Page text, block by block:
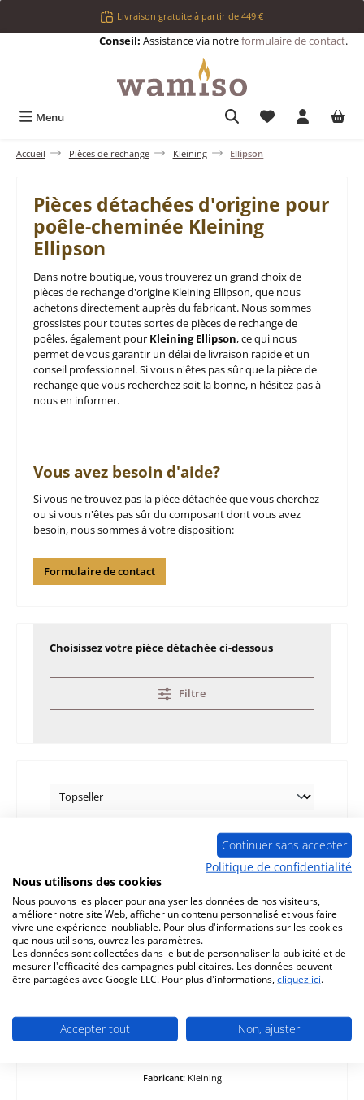
Passer au contenu principalLivraison gratuite à partir de 449 €
Conseil: Assistance via notreformulaire de contact.
Menu Vous avez 0
Accueil Pièces de rechange Kleining Ellipson
Pièces détachées d'origine pour
poêle-cheminée Kleining
Ellipson
Dans notre boutique, vous trouverez un grand choix de
pièces de rechange d'origine Kleining Ellipson, que nous
achetons directement auprès du fabricant. Nous sommes
grossistes pour toutes sortes de pièces de rechange de
poêles, également pour Kleining Ellipson, ce qui nous
permet de vous garantir un délai de livraison rapide et un
conseil professionnel. Si vous n'êtes pas sûr que la pièce de
rechange que vous recherchez soit la bonne, n'hésitez pas à
nous en informer.
Vous avez besoin d'aide?
Si vous ne trouvez pas la pièce détachée que vous cherchez
ou si vous n'êtes pas sûr du composant dont vous avez
besoin, nous sommes à votre disposition:
Formulaire de contact
Choisissez votre pièce détachée ci-dessous
Filtre
de combustion
Fabricant: Kleining
Continuer sans accepter
Politique de confidentialité
Nous utilisons des cookies
Nous pouvons les placer pour analyser les données de nos visiteurs,
améliorer notre site Web, afficher un contenu personnalisé et vous faire
vivre une expérience inoubliable. Pour plus d'informations sur les cookies
que nous utilisons, ouvrez les paramètres.
Les données sont collectées dans le but de personnaliser la publicité et de
mesurer l'efficacité des campagnes publicitaires. Les données peuvent
être partagées avec Google LLC. Pour plus d'informations,cliquez ici.
Accepter tout Non, ajuster